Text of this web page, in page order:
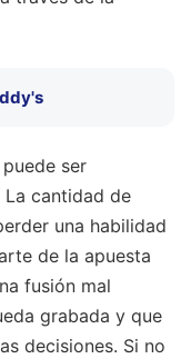
ser
cantidad de
una habilidad
de la apuesta
fusión mal
grabada y que
decisiones. Si no